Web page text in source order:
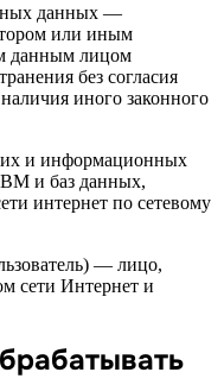
данных —
или иным
данным лицом
без согласия
иного законного
и информационных
и баз данных,
интернет по сетевому
— лицо,
сети Интернет и